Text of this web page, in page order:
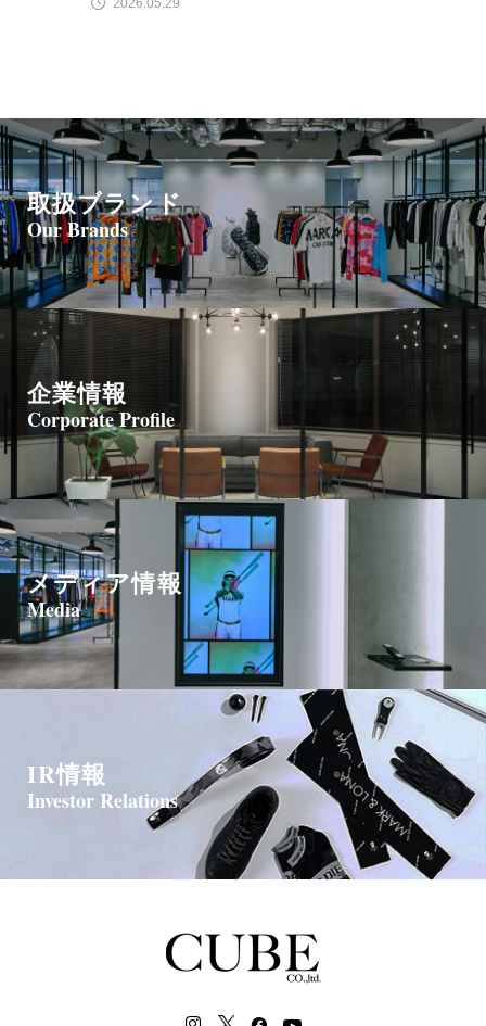
2026.02.20
取扱ブランド
Our Brands
企業情報
Corporate Profile
メディア情報
Media
IR情報
Investor Relations